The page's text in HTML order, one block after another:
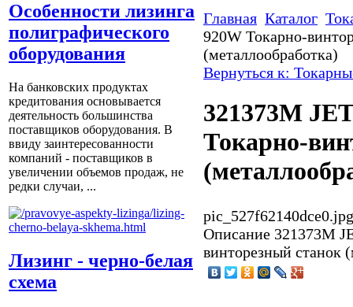
Особенности лизинга
полиграфического
оборудования
На банковских продуктах
кредитования основывается
деятельность большинства
поставщиков оборудования. В
ввиду заинтересованности
компаний - поставщиков в
увеличении объемов продаж, не
редки случаи, ...
Лизинг - черно-белая
схема
Главная Каталог
920W Токарно-
(металлообработка)
Вернуться к:
321373M
Токарно-
pic_527f62140dce0.jpg
Описание 321373M
винторезный станок